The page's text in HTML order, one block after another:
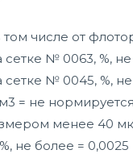
числе от
№ 0063, %, не
сетке № 0045, %,
= не нормируется
менее 40
не более = 0,0025